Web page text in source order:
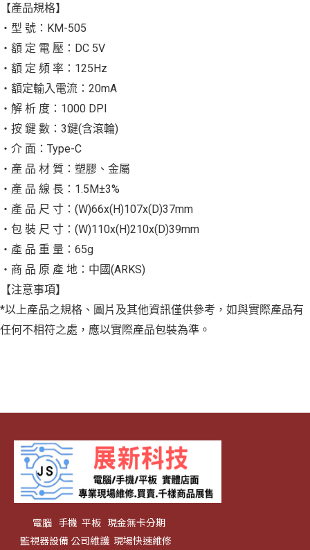
【產品規格】
‧型 號：KM-505
‧額 定 電 壓：DC 5V
‧額 定 頻 率：125Hz
‧額定輸入電流：20mA
‧解 析 度：1000 DPI
‧按 鍵 數：3鍵(含滾輪)
‧介 面：Type-C
‧產 品 材 質：塑膠、金屬
‧產 品 線 長：1.5M±3%
‧產 品 尺 寸：(W)66x(H)107x(D)37mm
‧包 裝 尺 寸：(W)110x(H)210x(D)39mm
‧產 品 重 量：65g
‧商 品 原 產 地：中國(ARKS)
【注意事項】
*以上產品之規格、圖片及其他資訊僅供參考，如與實際產品有
任何不相符之處，應以實際產品包裝為準。
電腦 手機 平板 現金無卡分期
監視器設備 公司維護 現場快速維修